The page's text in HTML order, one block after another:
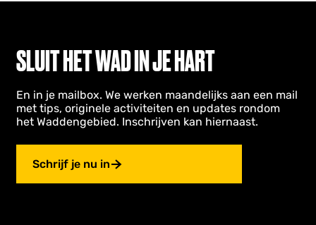
SLUIT HET WAD IN JE HART
En in je mailbox. We werken maandelijks aan een mail
met tips, originele activiteiten en updates rondom
het Waddengebied. Inschrijven kan hiernaast.
Schrijf je nu in